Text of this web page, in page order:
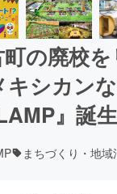
の廃校
キシカン
』誕生
まちづくり・地域